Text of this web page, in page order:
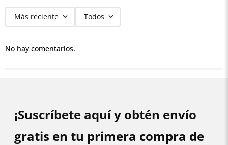
Más reciente Todos
No hay comentarios.
¡Suscríbete aquí y obtén envío
gratis en tu primera compra de